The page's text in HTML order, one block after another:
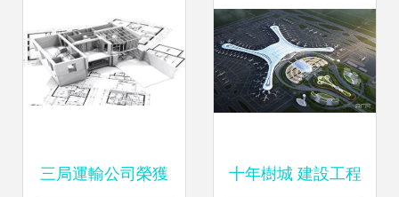
三局運輸公司榮獲 十年樹城 建設工程